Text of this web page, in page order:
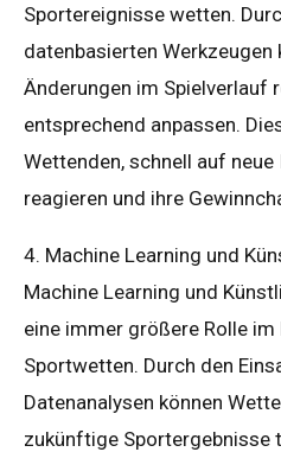
Sportereignisse wetten.
datenbasierten
Änderungen im Spielverlauf
entsprechend anpassen.
Wettenden, schnell auf
reagieren und ihre
4. Machine Learning und
Machine Learning und
eine immer größere Rolle
Sportwetten. Durch den
Datenanalysen können
zukünftige Sportergebnisse